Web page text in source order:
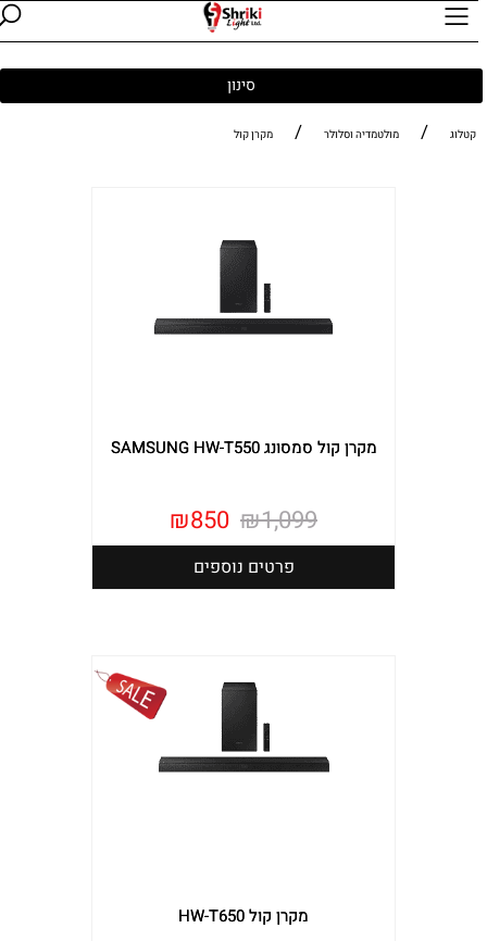
סינון
קטלוג / מולטמדיה וסלולר / מקרן קול
מקרן קול סמסונג SAMSUNG HW-T550
₪1,099
₪850
פרטים נוספים
מקרן קול HW-T650